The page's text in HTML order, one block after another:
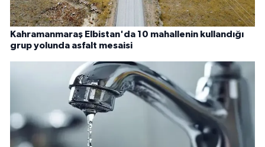
Kahramanmaraş Elbistan'da 10 mahallenin kullandığı
grup yolunda asfalt mesaisi